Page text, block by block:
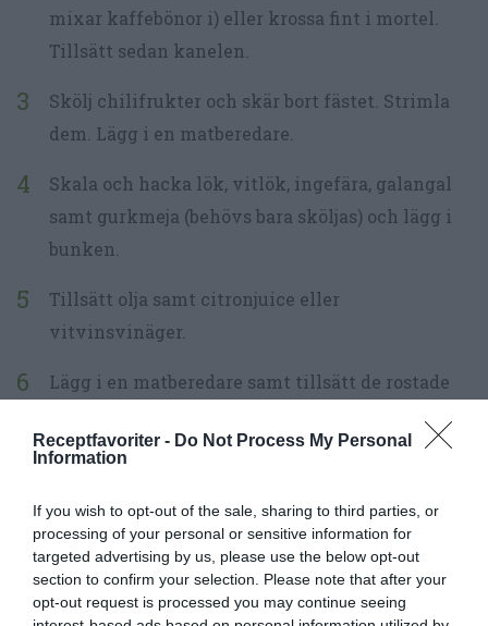
Receptfavoriter - Do Not Process My Personal
Information
If you wish to opt-out of the sale, sharing to third parties, or
processing of your personal or sensitive information for
targeted advertising by us, please use the below opt-out
section to confirm your selection. Please note that after your
opt-out request is processed you may continue seeing
mixar kaffebönor i) eller krossa fint i mortel.
Tillsätt sedan kanelen.
Skölj chilifrukter och skär bort fästet. Strimla
dem. Lägg i en matberedare.
Skala och hacka lök, vitlök, ingefära, galangal
samt gurkmeja (behövs bara sköljas) och lägg i
bunken.
Tillsätt olja samt citronjuice eller
vitvinsvinäger.
Lägg i en matberedare samt tillsätt de rostade
olja.
Currypastan håller sig i lufttät burk i kylen
minst någon vecka. Kan också frysas till nästa
gång om man ex. inte använder all currypasta.